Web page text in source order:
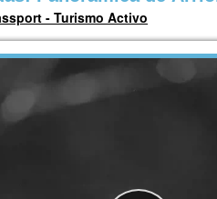
- Turismo Activo